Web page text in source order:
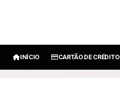
INÍCIO CARTÃO DE CRÉDITO